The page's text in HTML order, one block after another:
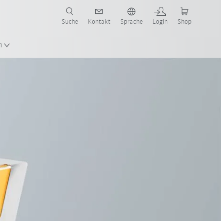
Suche Kontakt Sprache Login Shop